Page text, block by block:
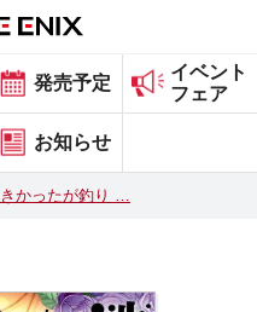
メニュー
発売予定
イベント
フェア
お知らせ
かったが釣り …